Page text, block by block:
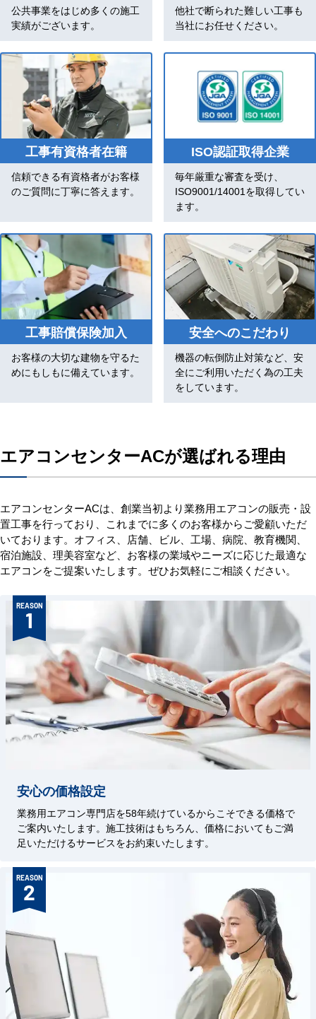
公共事業をはじめ多くの施工
実績がございます。
他社で断られた難しい工事も
当社にお任せください。
工事有資格者在籍
信頼できる有資格者がお客様
のご質問に丁寧に答えます。
ISO認証取得企業
毎年厳重な審査を受け、
ISO9001/14001を取得してい
ます。
工事賠償保険加入
お客様の大切な建物を守るた
めにもしもに備えています。
安全へのこだわり
機器の転倒防止対策など、安
全にご利用いただく為の工夫
をしています。
エアコンセンターACが選ばれる理由
エアコンセンターACは、創業当初より業務用エアコンの販売・設
置工事を行っており、これまでに多くのお客様からご愛顧いただ
いております。オフィス、店舗、ビル、工場、病院、教育機関、
宿泊施設、理美容室など、お客様の業域やニーズに応じた最適な
エアコンをご提案いたします。ぜひお気軽にご相談ください。
REASON
1
安心の価格設定
業務用エアコン専門店を58年続けているからこそできる価格で
ご案内いたします。施工技術はもちろん、価格においてもご満
足いただけるサービスをお約束いたします。
REASON
2